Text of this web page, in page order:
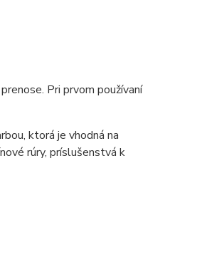
Pri prvom používaní
ktorá je vhodná na
rúry, príslušenstvá k